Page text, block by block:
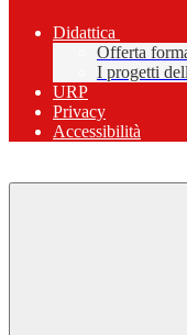
Didattica
Offerta
I progetti
URP
Privacy
Accessibilità